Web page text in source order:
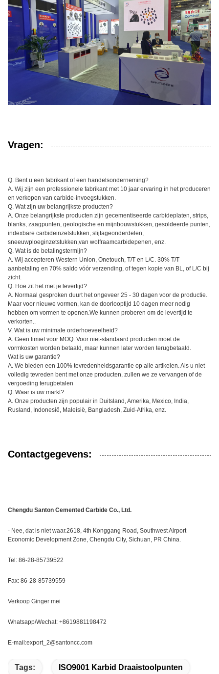
Vragen:
Q. Bent u een fabrikant of een handelsonderneming?
A. Wij zijn een professionele fabrikant met 10 jaar ervaring in het produceren
en verkopen van carbide-invoegstukken.
Q. Wat zijn uw belangrijkste producten?
A. Onze belangrijkste producten zijn gecementiseerde carbideplaten, strips,
blanks, zaagpunten, geologische en mijnbouwstukken, gesoldeerde punten,
indexbare carbideinzetstukken, slijtageonderdelen,
sneeuwploeginzetstukken,van wolfraamcarbidepenen, enz.
Q. Wat is de betalingstermijn?
A. Wij accepteren Western Union, Onetouch, T/T en L/C. 30% T/T
aanbetaling en 70% saldo vóór verzending, of tegen kopie van BL, of L/C bij
zicht.
Q. Hoe zit het met je levertijd?
A. Normaal gesproken duurt het ongeveer 25 - 30 dagen voor de productie.
Maar voor nieuwe vormen, kan de doorlooptijd 10 dagen meer nodig
hebben om vormen te openen.We kunnen proberen om de levertijd te
verkorten..
V. Wat is uw minimale orderhoeveelheid?
A. Geen limiet voor MOQ. Voor niet-standaard producten moet de
vormkosten worden betaald, maar kunnen later worden terugbetaald.
Wat is uw garantie?
A. We bieden een 100% tevredenheidsgarantie op alle artikelen. Als u niet
volledig tevreden bent met onze producten, zullen we ze vervangen of de
vergoeding terugbetalen
Q. Waar is uw markt?
A. Onze producten zijn populair in Duitsland, Amerika, Mexico, India,
Rusland, Indonesië, Maleisië, Bangladesh, Zuid-Afrika, enz.
Contactgegevens:
Chengdu Santon Cemented Carbide Co., Ltd.
- Nee, dat is niet waar.2618, 4th Konggang Road, Southwest Airport
Economic Development Zone, Chengdu City, Sichuan, PR China.
Tel: 86-28-85739522
Fax: 86-28-85739559
Verkoop Ginger mei
Whatsapp/Wechat: +8619881198472
E-mail:export_2@santoncc.com
Tags: ISO9001 Karbid Draaistoolpunten